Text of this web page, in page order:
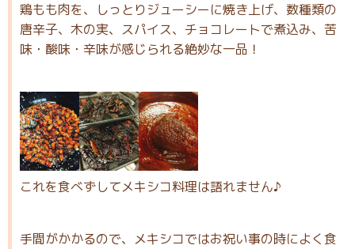
鶏もも肉を、しっとりジューシーに焼き上げ、数種類の
唐辛子、木の実、スパイス、チョコレートで煮込み、苦
味・酸味・辛味が感じられる絶妙な一品！
これを食べずしてメキシコ料理は語れません♪
手間がかかるので、メキシコではお祝い事の時によく食